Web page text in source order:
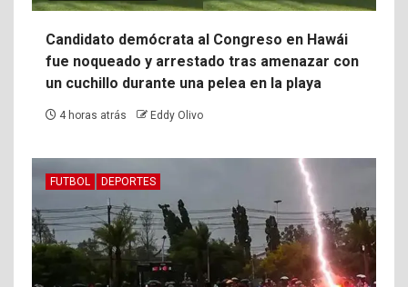
Candidato demócrata al Congreso en Hawái
fue noqueado y arrestado tras amenazar con
un cuchillo durante una pelea en la playa
4 horas atrás Eddy Olivo
FUTBOL DEPORTES